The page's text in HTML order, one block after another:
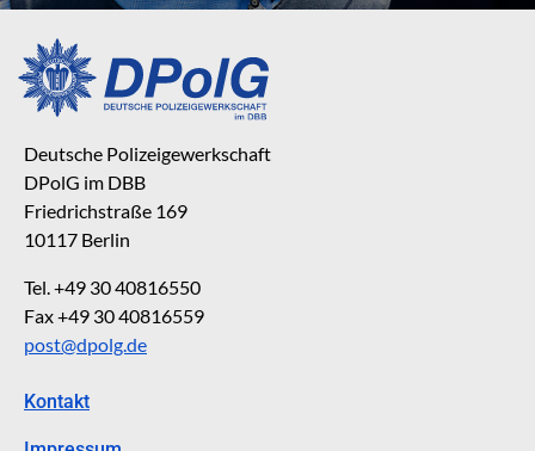
Deutsche Polizeigewerkschaft
DPolG im DBB
Friedrichstraße 169
10117 Berlin
Tel. +49 30 40816550
Fax +49 30 40816559
post@dpolg.de
Kontakt